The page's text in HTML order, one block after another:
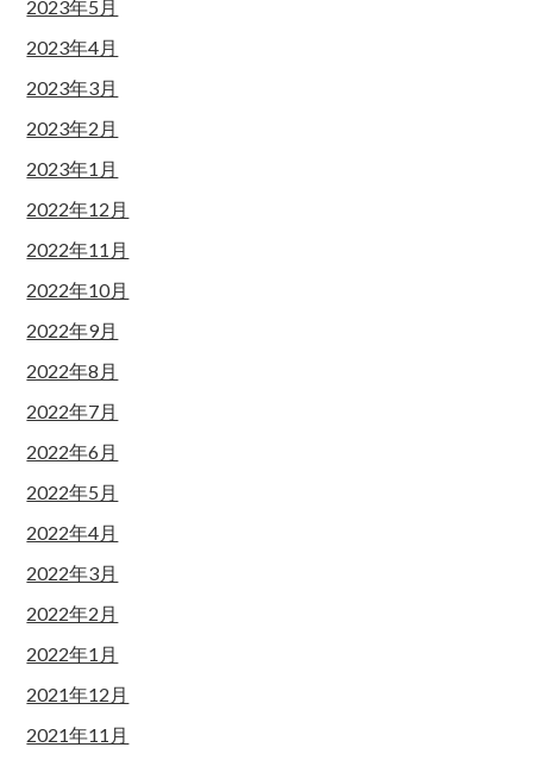
2023年5月
2023年4月
2023年3月
2023年2月
2023年1月
2022年12月
2022年11月
2022年10月
2022年9月
2022年8月
2022年7月
2022年6月
2022年5月
2022年4月
2022年3月
2022年2月
2022年1月
2021年12月
2021年11月